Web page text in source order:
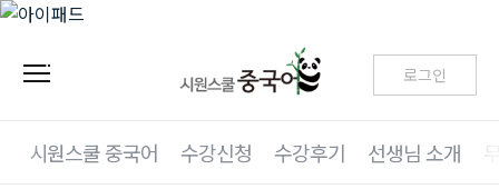
로그인
시원스쿨 중국어 수강신청 수강후기 선생님 소개